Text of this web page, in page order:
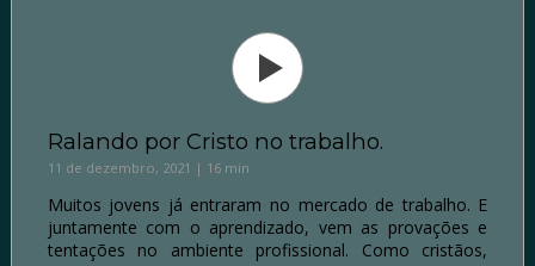
Ralando por Cristo no trabalho.
11 de dezembro, 2021 | 16 min
Muitos jovens já entraram no mercado de trabalho. E
juntamente com o aprendizado, vem as provações e
tentações no ambiente profissional. Como cristãos,